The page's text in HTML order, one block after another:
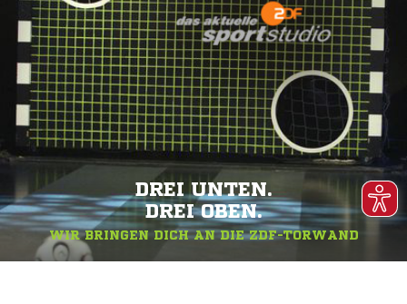
DREI UNTEN.
DREI OBEN.
WIR BRINGEN DICH AN DIE ZDF-TORWAND